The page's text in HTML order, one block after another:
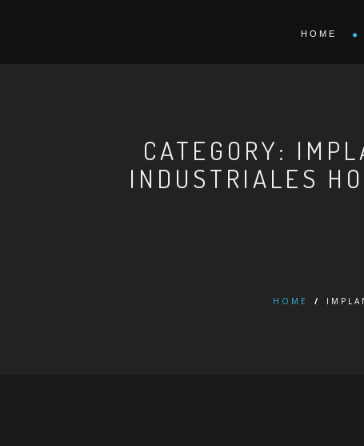
HOME
CATEGORY:
INDUSTRIALES
HOME /